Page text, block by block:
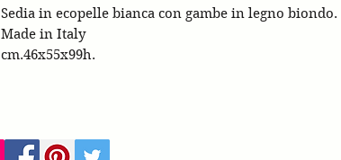
Sedia in ecopelle bianca con gambe in legno biondo.
Made in Italy
cm.46x55x99h.